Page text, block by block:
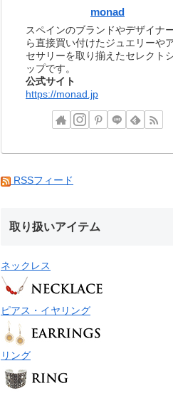
monad
スペインのブランドやデザイナ
ら直接買い付けたジュエリーや
セサリーを取り揃えたセレクト
ップです。
公式サイト
https://monad.jp
RSSフィード
取り扱いアイテム
ネックレス
ピアス・イヤリング
リング